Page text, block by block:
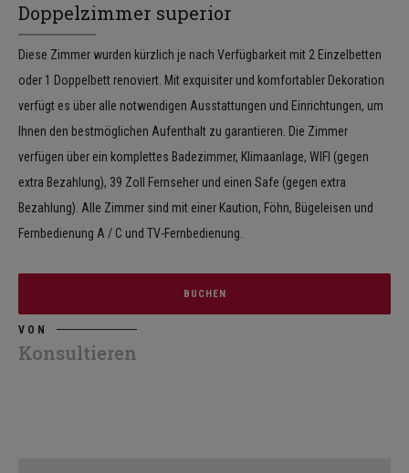
Doppelzimmer superior
Diese Zimmer wurden kürzlich je nach Verfügbarkeit mit 2 Einzelbetten
oder 1 Doppelbett renoviert. Mit exquisiter und komfortabler Dekoration
verfügt es über alle notwendigen Ausstattungen und Einrichtungen, um
Ihnen den bestmöglichen Aufenthalt zu garantieren. Die Zimmer
verfügen über ein komplettes Badezimmer, Klimaanlage, WIFI (gegen
extra Bezahlung), 39 Zoll Fernseher und einen Safe (gegen extra
Bezahlung). Alle Zimmer sind mit einer Kaution, Föhn, Bügeleisen und
Fernbedienung A / C und TV-Fernbedienung.
BUCHEN
VON
Konsultieren